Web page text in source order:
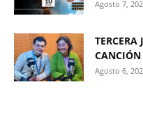
Agosto 7,
TERCERA
CANCIÓN
Agosto 6,